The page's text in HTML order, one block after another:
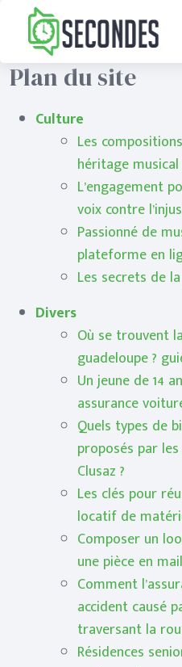
Plan du site
Culture
Les
héritage
L’engagement
voix contre
Passionné de
plateforme en
Les secrets de
Divers
Où se trouvent
guadeloupe ?
Un jeune de 14
assurance
Quels types de
proposés par
Clusaz ?
Les clés pour
locatif de
Composer un
une pièce en
Comment
accident causé
traversant la
Résidences